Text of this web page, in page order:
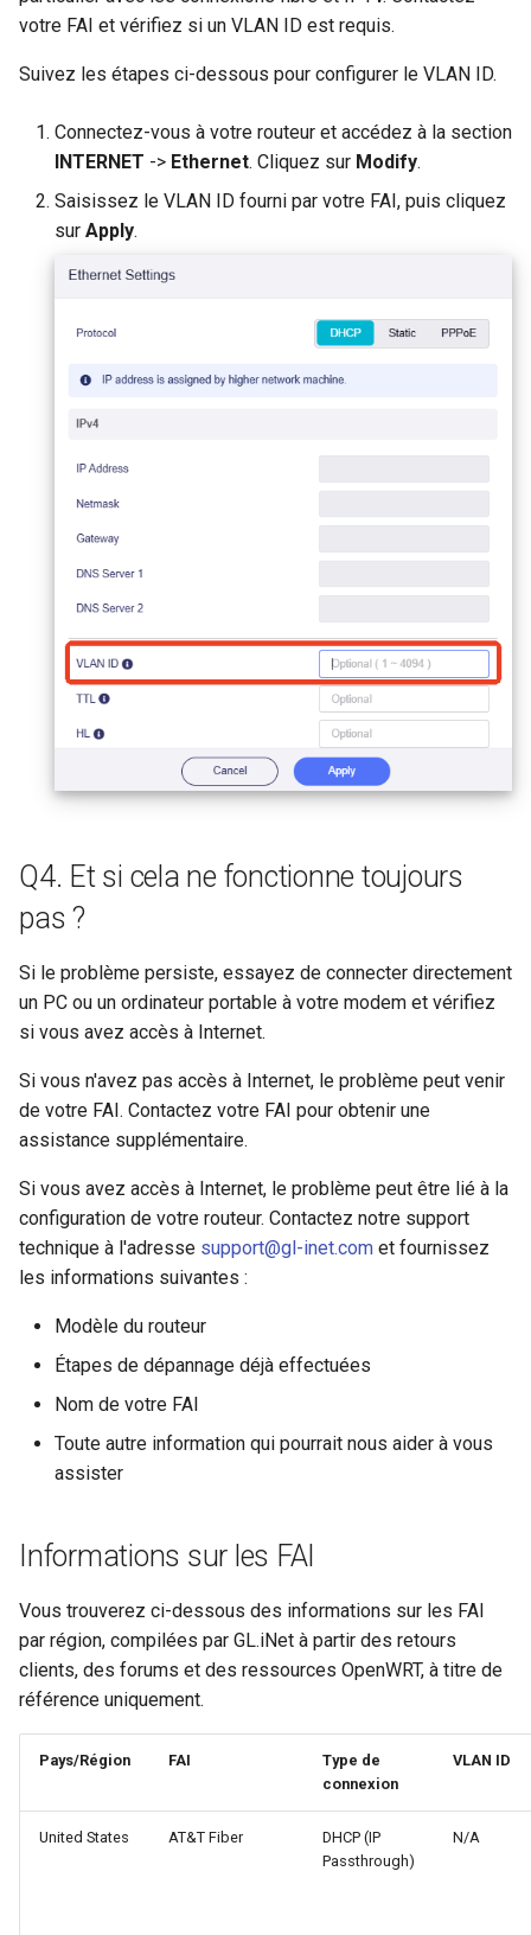
votre FAI et vérifiez si un VLAN ID est requis.
Suivez les étapes ci-dessous pour configurer le VLAN ID.
Connectez-vous à votre routeur et accédez à la section
INTERNET -> Ethernet. Cliquez sur Modify.
Saisissez le VLAN ID fourni par votre FAI, puis cliquez
sur Apply.
Q4. Et si cela ne fonctionne toujours
pas ?
Si le problème persiste, essayez de connecter directement
un PC ou un ordinateur portable à votre modem et vérifiez
si vous avez accès à Internet.
Si vous n'avez pas accès à Internet, le problème peut venir
de votre FAI. Contactez votre FAI pour obtenir une
assistance supplémentaire.
Si vous avez accès à Internet, le problème peut être lié à la
configuration de votre routeur. Contactez notre support
technique à l'adresse support@gl-inet.com et fournissez
les informations suivantes :
Modèle du routeur
Étapes de dépannage déjà effectuées
Nom de votre FAI
Toute autre information qui pourrait nous aider à vous
assister
Informations sur les FAI
Vous trouverez ci-dessous des informations sur les FAI
par région, compilées par GL.iNet à partir des retours
clients, des forums et des ressources OpenWRT, à titre de
référence uniquement.
Pays/Région FAI
Type de
connexion
VLAN ID
United States AT&T Fiber
DHCP (IP
Passthrough)
N/A